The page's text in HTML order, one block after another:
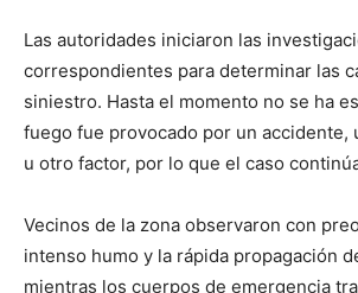
Las autoridades iniciaron las
correspondientes para determinar las
siniestro. Hasta el momento no se ha
fuego fue provocado por un accidente,
u otro factor, por lo que el caso
Vecinos de la zona observaron con
intenso humo y la rápida propagación
mientras los cuerpos de emergencia